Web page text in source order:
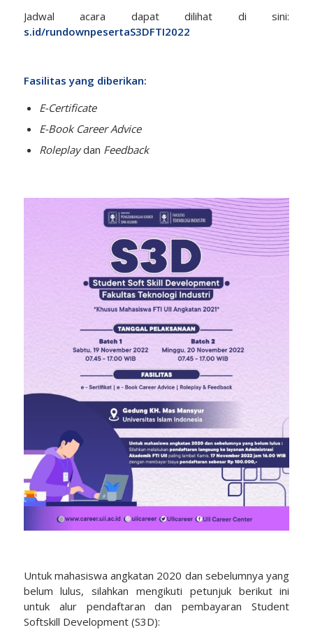
Jadwal acara dapat dilihat di sini:
s.id/rundownpesertaS3DFTI2022
Fasilitas yang diberikan:
E-Certificate
E-Book Career Advice
Roleplaydan Feedback
Untuk mahasiswa angkatan 2020 dan sebelumnya yang
belum lulus, silahkan mengikuti petunjuk berikut ini
untuk alur pendaftaran dan pembayaran Student
Softskill Development (S3D):